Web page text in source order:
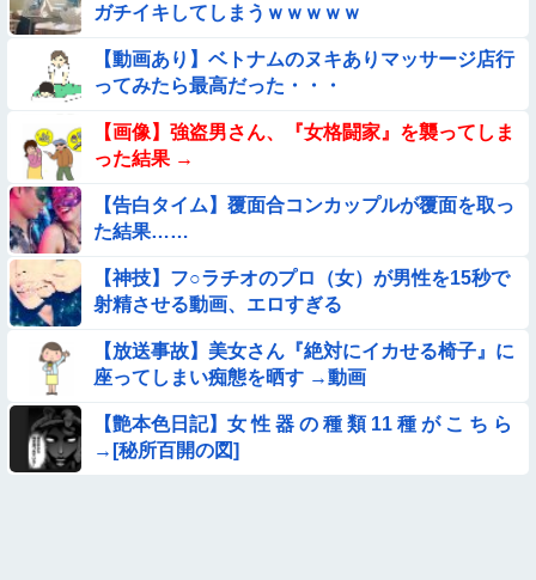
て炎上
【悲報】イッヌさん、飼い主の『レズプレイ』を見てドン引
き・・・
【画像】新人AV女優さん、ジブリキャラのコスプレでチンポ
を硬めてくるｗｗｗｗｗｗｗ
【動画】アンドロイドみたいな女子小学生が発見される
【動画】美少女4人組の20年後の姿がヤバいwwwwww
★★同格のように語られてるけど実際は『雲泥の差』があるも
のと言えば？
【衝撃】ガチで『意識高い無能』が好きなワードと言えば？
ガチイキしてしまうｗｗｗｗｗ
【動画あり】ベトナムのヌキありマッサージ店行
ってみたら最高だった・・・
【画像】強盗男さん、『女格闘家』を襲ってしま
った結果 →
【告白タイム】覆面合コンカップルが覆面を取っ
た結果……
【神技】フ○ラチオのプロ（女）が男性を15秒で
射精させる動画、エロすぎる
【放送事故】美女さん『絶対にイカせる椅子』に
座ってしまい痴態を晒す →動画
【艶本色日記】女 性 器 の 種 類 11 種 が こ ち ら
→[秘所百開の図]